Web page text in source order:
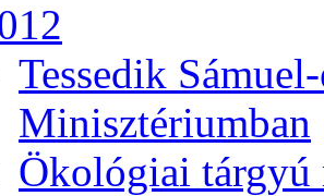
Tessedik
Minisztériumban
Ökológiai tárgyú